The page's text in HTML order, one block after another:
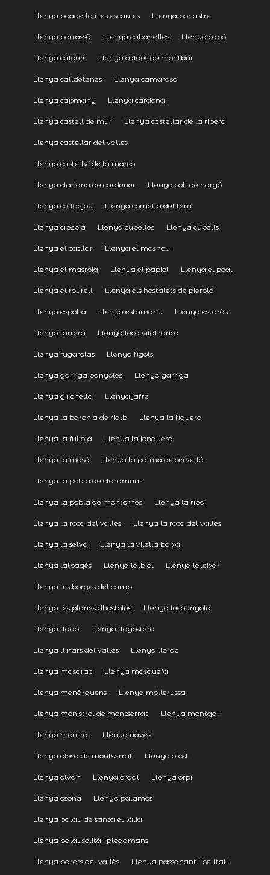
Llenya boadella i les escaules Llenya bonastre
Llenya borrassà Llenya cabanelles Llenya cabó
Llenya calders Llenya caldes de montbui
Llenya calldetenes Llenya camarasa
Llenya capmany Llenya cardona
Llenya castell de mur Llenya castellar de la ribera
Llenya castellar del valles
Llenya castellví de la marca
Llenya clariana de cardener Llenya coll de nargó
Llenya colldejou Llenya cornellà del terri
Llenya crespià Llenya cubelles Llenya cubells
Llenya el catllar Llenya el masnou
Llenya el masroig Llenya el papiol Llenya el poal
Llenya el rourell Llenya els hostalets de pierola
Llenya espolla Llenya estamariu Llenya estaràs
Llenya farrera Llenya feca vilafranca
Llenya fugarolas Llenya fígols
Llenya garriga banyoles Llenya garriga
Llenya gironella Llenya jafre
Llenya la baronia de rialb Llenya la figuera
Llenya la fuliola Llenya la jonquera
Llenya la masó Llenya la palma de cervelló
Llenya la pobla de claramunt
Llenya la pobla de montornès Llenya la riba
Llenya la roca del valles Llenya la roca del vallès
Llenya la selva Llenya la vilella baixa
Llenya lalbagés Llenya lalbiol Llenya laleixar
Llenya les borges del camp
Llenya les planes dhostoles Llenya lespunyola
Llenya lladó Llenya llagostera
Llenya llinars del vallès Llenya llorac
Llenya masarac Llenya masquefa
Llenya menàrguens Llenya mollerussa
Llenya monistrol de montserrat Llenya montgai
Llenya montral Llenya navès
Llenya olesa de montserrat Llenya olost
Llenya olvan Llenya ordal Llenya orpí
Llenya osona Llenya palamós
Llenya palau de santa eulàlia
Llenya palausolità i plegamans
Llenya parets del vallès Llenya passanant i belltall